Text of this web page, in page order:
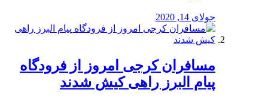
جولای 14, 2020
مسافران کرجی امروز از فرودگاه
پیام البرز راهی کیش شدند